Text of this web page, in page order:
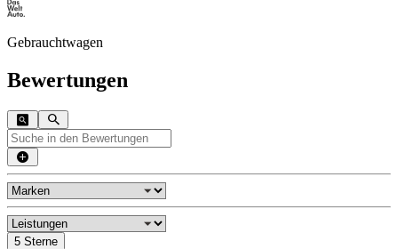
Gebrauchtwagen
Bewertungen
5 Sterne